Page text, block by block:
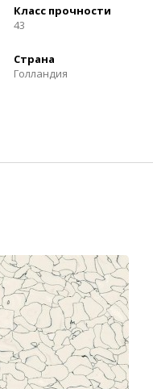
Класс прочности
43
Страна
Голландия